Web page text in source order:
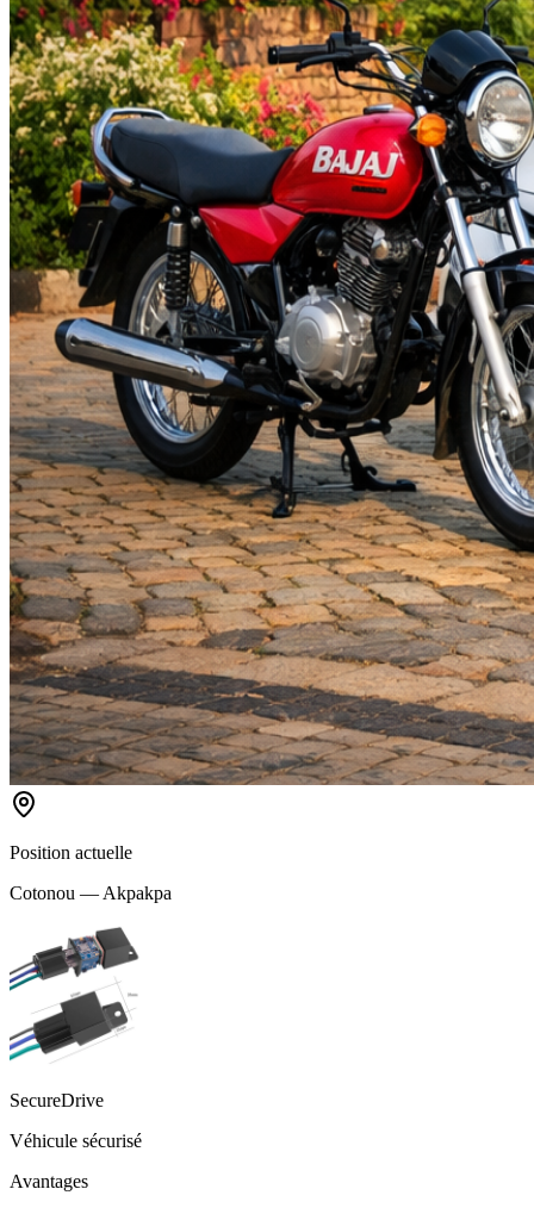
Position actuelle
Cotonou — Akpakpa
SecureDrive
Véhicule sécurisé
Avantages